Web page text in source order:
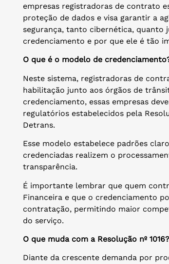
empresas registradoras de contrato
proteção de dados e visa garantir a
segurança, tanto cibernética, quanto
credenciamento e por que ele é tão
O que é o modelo de
Neste sistema, registradoras de
habilitação junto aos órgãos de
credenciamento, essas empresas
regulatórios estabelecidos pela
Detrans.
Esse modelo estabelece padrões
credenciadas realizem o
transparência.
É importante lembrar que quem
Financeira e que o credenciamento
contratação, permitindo maior
do serviço.
O que muda com a Resolução nº 1016?
Diante da crescente demanda por